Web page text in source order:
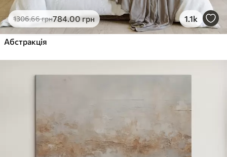
1306.66грн784.00грн 1.1k
Абстракція